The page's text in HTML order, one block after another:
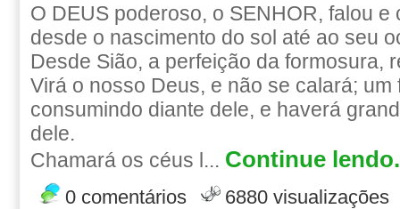
O DEUS poderoso, o SENHOR, falou e
desde o nascimento do sol até ao seu
Desde Sião, a perfeição da formosura,
Virá o nosso Deus, e não se calará; um
consumindo diante dele, e haverá
dele.
Chamará os céus l... Continue
0 comentários 6880 visualizações